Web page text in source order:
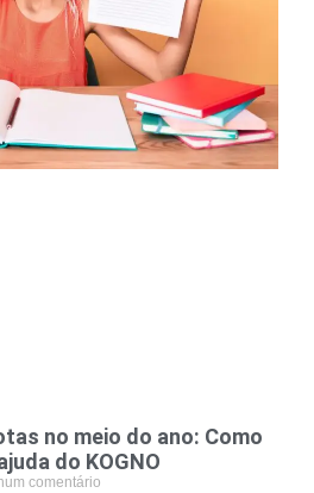
no meio do ano: Como
do KOGNO
comentário